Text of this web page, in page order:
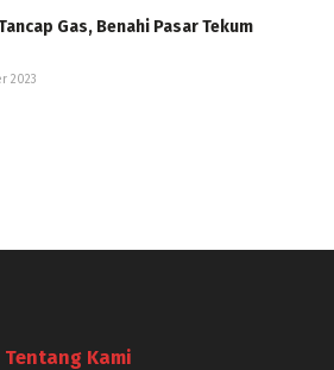
Gas, Benahi Pasar Tekum
2023
Tentang Kami